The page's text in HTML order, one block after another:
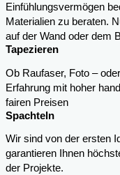
Einfühlungsvermögen
Materialien zu beraten.
auf der Wand oder dem
Tapezieren
Ob Raufaser, Foto –
Erfahrung mit hoher
fairen Preisen
Spachteln
Wir sind von der ersten
garantieren Ihnen
der Projekte.